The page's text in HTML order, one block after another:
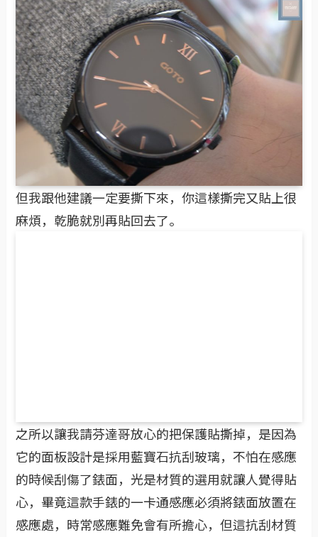
但我跟他建議一定要撕下來，你這樣撕完又貼上很
麻煩，乾脆就別再貼回去了。
之所以讓我請芬達哥放心的把保護貼撕掉，是因為
它的面板設計是採用藍寶石抗刮玻璃，不怕在感應
的時候刮傷了錶面，光是材質的選用就讓人覺得貼
心，畢竟這款手錶的一卡通感應必須將錶面放置在
感應處，時常感應難免會有所擔心，但這抗刮材質